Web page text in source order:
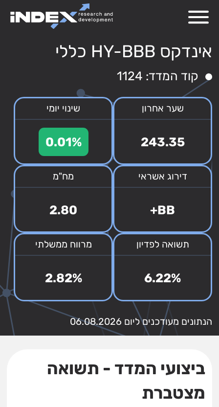
אינדקס HY-BBB כללי
קוד המדד: 1124
שער אחרון
243.35
שינוי יומי
0.01%
דירוג אשראי
BB+
מח"מ
2.80
תשואה לפדיון
6.22%
מרווח ממשלתי
2.82%
הנתונים מעודכנים ליום 06.08.2026
ביצועי המדד - תשואה
מצטברת